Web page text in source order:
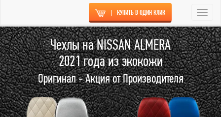
| КУПИТЬ В ОДИН КЛИК
Чехлы на NISSAN ALMERA
2021 года из экокожи
Оригинал - Акция от Производителя